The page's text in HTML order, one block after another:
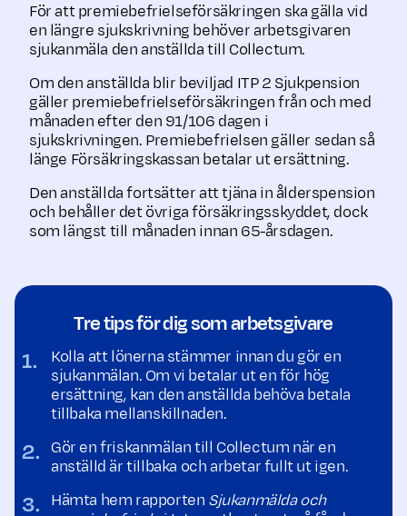
För att premie­befrielse­försäkringen ska gälla vid
en längre sjukskrivning behöver arbets­givaren
sjukanmäla den anställda till Collectum.
Om den anställda blir beviljad ITP 2 Sjukpension
gäller premie­befrielse­försäkringen från och med
månaden efter den 91/106 dagen i
sjukskrivningen. Premiebefrielsen gäller sedan så
länge Försäkringskassan betalar ut ersättning.
Den anställda fortsätter att tjäna in ålderspension
och behåller det övriga försäkrings­skyddet, dock
som längst till månaden innan 65-årsdagen.
Tre tips för dig som arbetsgivare
Kolla att lönerna stämmer innan du gör en
sjuk­anmälan. Om vi betalar ut en för hög
ersättning, kan den anställda behöva betala
tillbaka mellan­skillnaden.
Gör en friskanmälan till Collectum när en
anställd är tillbaka och arbetar fullt ut igen.
Hämta hem rapporten Sjukanmälda och